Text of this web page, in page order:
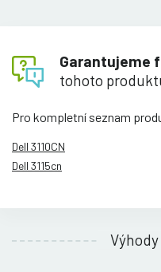
Garantujeme
tohoto
Pro kompletní seznam
Dell 3110CN
Dell 3115cn